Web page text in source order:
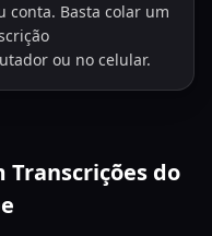
conta. Basta colar um
ou no celular.
Transcrições do